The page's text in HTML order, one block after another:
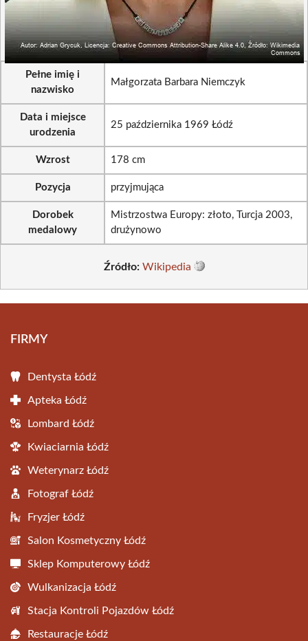
Pełne imię i
nazwisko
Małgorzata Barbara Niemczyk
Data i miejsce
urodzenia
25 października 1969 Łódź
Wzrost 178 cm
Pozycja przyjmująca
Dorobek
medalowy
Mistrzostwa Europy: złoto, Turcja 2003,
drużynowo
Źródło: Wikipedia
FIRMY
Dentysta Łódź
Apteka Łódź
Lombard Łódź
Kwiaciarnia Łódź
Weterynarz Łódź
Fotograf Łódź
Fryzjer Łódź
Salon Kosmetyczny Łódź
Sklep Komputerowy Łódź
Wulkanizacja Łódź
Stacja Kontroli Pojazdów Łódź
Restauracje Łódź